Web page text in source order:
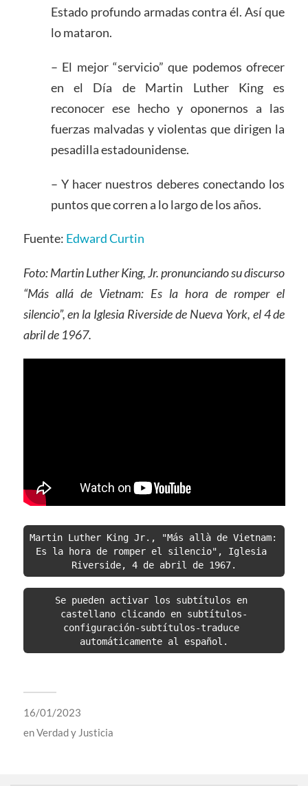
Estado profundo armadas contra él. Así que
lo mataron.
– El mejor “servicio” que podemos ofrecer
en el Día de Martin Luther King es
reconocer ese hecho y oponernos a las
fuerzas malvadas y violentas que dirigen la
pesadilla estadounidense.
– Y hacer nuestros deberes conectando los
puntos que corren a lo largo de los años.
Fuente: Edward Curtin
Foto: Martin Luther King, Jr. pronunciando su discurso
“Más allá de Vietnam: Es la hora de romper el
silencio”, en la Iglesia Riverside de Nueva York, el 4 de
abril de 1967.
Martin Luther King Jr., "Más allà de Vietnam:
Es la hora de romper el silencio", Iglesia
Riverside, 4 de abril de 1967.
Se pueden activar los subtítulos en
castellano clicando en subtítulos-
configuración-subtítulos-traduce
automáticamente al español.
16/01/2023
enVerdad y Justicia